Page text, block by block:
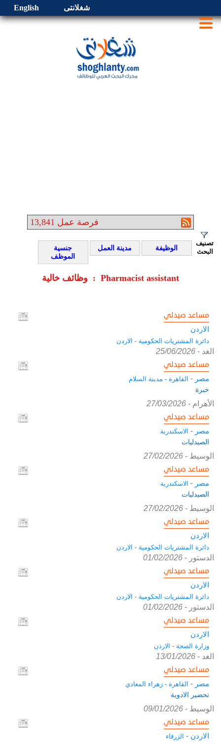
شغلانتى English
13,841 فرصة عمل
تصنيف
البحث
الوظيفة مدينة العمل
جنسية
الموظف
وظائف خالية : Pharmacist assistant
مساعد صيدلي
الاردن
دائرة المشتريات الحكومية - الاردن
الغد -
25/06/2026
مساعد صيدلي
مصر - القاهرة - مدينة السلام
خبرة
الأهرام -
27/03/2026
مساعد صيدلي
مصر - الاسكندرية
الصيدليات
الوسيط -
27/02/2026
مساعد صيدلي
مصر - الاسكندرية
الصيدليات
الوسيط -
27/02/2026
مساعد صيدلي
الاردن
دائرة المشتريات الحكومية - الاردن
الدستور -
01/02/2026
مساعد صيدلي
الاردن
دائرة المشتريات الحكومية - الاردن
الدستور -
01/02/2026
مساعد صيدلي
الاردن
وزارة الصحة - الاردن
الغد -
13/01/2026
مساعد صيدلي
مصر - القاهرة - زهراء المعادي
تحضير الادوية
الوسيط -
09/01/2026
مساعد صيدلي
الاردن - الزرقاء